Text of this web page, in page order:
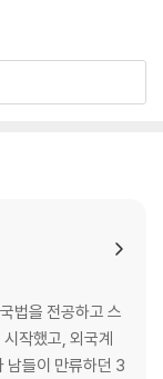
라
법을 전공하고 스
작했고, 외국계
남들이 만류하던 3